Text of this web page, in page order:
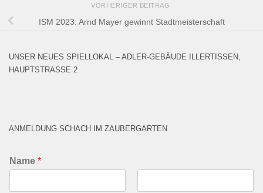
VORHERIGER BEITRAG
ISM 2023: Arnd Mayer gewinnt Stadtmeisterschaft
UNSER NEUES SPIELLOKAL – ADLER-GEBÄUDE ILLERTISSEN,
HAUPTSTRASSE 2
ANMELDUNG SCHACH IM ZAUBERGARTEN
Name *